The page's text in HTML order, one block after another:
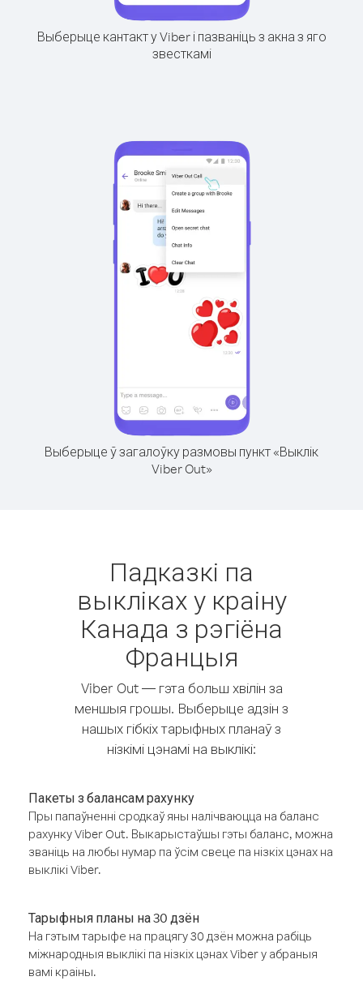
Выберыце кантакт у Viber і пазваніць з акна з яго
звесткамі
Выберыце ў загалоўку размовы пункт «Выклік
Viber Out»
Падказкі па
выкліках у краіну
Канада з рэгіёна
Францыя
Viber Out — гэта больш хвілін за
меншыя грошы. Выберыце адзін з
нашых гібкіх тарыфных планаў з
нізкімі цэнамі на выклікі:
Пакеты з балансам рахунку
Пры папаўненні сродкаў яны налічваюцца на баланс
рахунку Viber Out. Выкарыстаўшы гэты баланс, можна
званіць на любы нумар па ўсім свеце па нізкіх цэнах на
выклікі Viber.
Тарыфныя планы на 30 дзён
На гэтым тарыфе на працягу 30 дзён можна рабіць
міжнародныя выклікі па нізкіх цэнах Viber у абраныя
вамі краіны.